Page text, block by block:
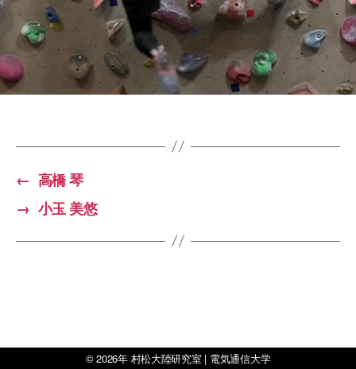
← 高橋 琴
→ 小玉 美悠
© 2026年 村松大陸研究室 | 電気通信大学